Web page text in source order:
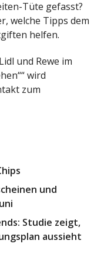
Tüte gefasst?
welche Tipps dem
helfen.
und Rewe im
wird
zum
und
Studie zeigt,
aussieht